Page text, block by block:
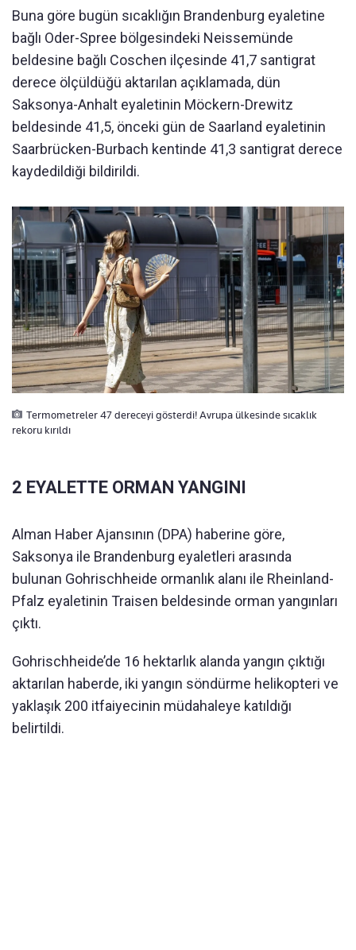
Buna göre bugün sıcaklığın Brandenburg eyaletine
bağlı Oder-Spree bölgesindeki Neissemünde
beldesine bağlı Coschen ilçesinde 41,7 santigrat
derece ölçüldüğü aktarılan açıklamada, dün
Saksonya-Anhalt eyaletinin Möckern-Drewitz
beldesinde 41,5, önceki gün de Saarland eyaletinin
Saarbrücken-Burbach kentinde 41,3 santigrat derece
kaydedildiği bildirildi.
Termometreler 47 dereceyi gösterdi! Avrupa ülkesinde sıcaklık
rekoru kırıldı
2 EYALETTE ORMAN YANGINI
Alman Haber Ajansının (DPA) haberine göre,
Saksonya ile Brandenburg eyaletleri arasında
bulunan Gohrischheide ormanlık alanı ile Rheinland-
Pfalz eyaletinin Traisen beldesinde orman yangınları
çıktı.
Gohrischheide’de 16 hektarlık alanda yangın çıktığı
aktarılan haberde, iki yangın söndürme helikopteri ve
yaklaşık 200 itfaiyecinin müdahaleye katıldığı
belirtildi.